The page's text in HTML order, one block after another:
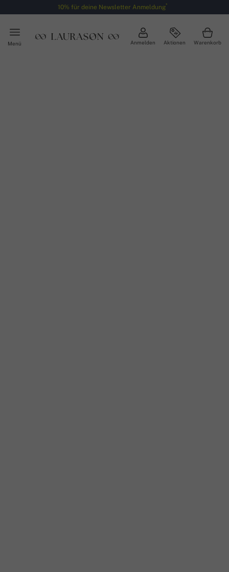
10% für deine Newsletter Anmeldung*
Menü Anmelden Aktionen Warenkorb